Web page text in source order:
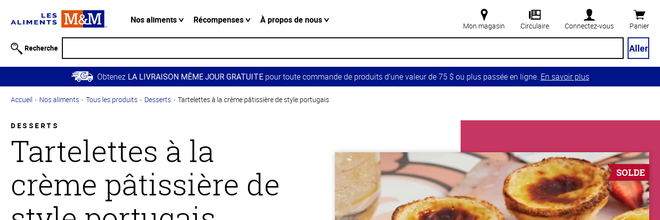
relative à
Passer
contenu
Retour à
principale
Nos aliments Récompenses À propos de nous
Mon magasin Circulaire Connectez-vous Panier
Recherche Aller
Obtenez LA LIVRAISON MÊME JOUR GRATUITEpour toute commande de produits d’une valeur de 75 $ ou plus passée en ligne. En savoir plus
Accueil Nos aliments Tous les produits Desserts Tartelettes à la crème pâtissière de style portugais
DESSERTS
Tartelettes à la
crème pâtissière de
SOLDE